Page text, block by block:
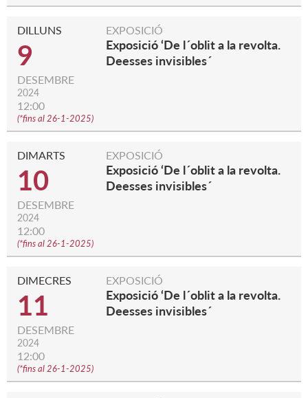
DILLUNS
9
DESEMBRE
2024
12:00
(*fins al 26-1-2025)
EXPOSICIÓ
Exposició ‘De l´oblit a la revolta.
Deesses invisibles´
DIMARTS
10
DESEMBRE
2024
12:00
(*fins al 26-1-2025)
EXPOSICIÓ
Exposició ‘De l´oblit a la revolta.
Deesses invisibles´
DIMECRES
11
DESEMBRE
2024
12:00
(*fins al 26-1-2025)
EXPOSICIÓ
Exposició ‘De l´oblit a la revolta.
Deesses invisibles´